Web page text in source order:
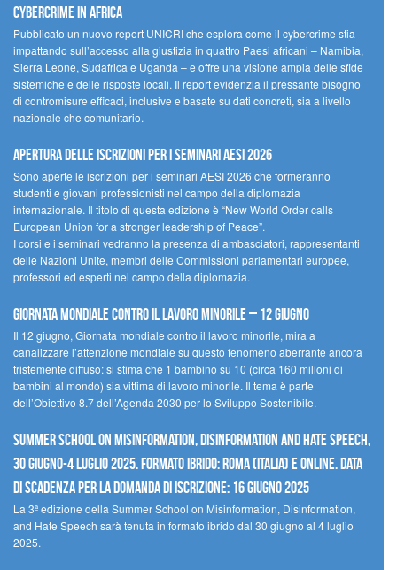
cybercrime in Africa
Pubblicato un nuovo report UNICRI che esplora come il cybercrime stia
impattando sull’accesso alla giustizia in quattro Paesi africani – Namibia,
Sierra Leone, Sudafrica e Uganda – e offre una visione ampia delle sfide
sistemiche e delle risposte locali. Il report evidenzia il pressante bisogno
di contromisure efficaci, inclusive e basate su dati concreti, sia a livello
nazionale che comunitario.
Apertura delle iscrizioni per i seminari AESI 2026
Sono aperte le iscrizioni per i seminari AESI 2026 che formeranno
studenti e giovani professionisti nel campo della diplomazia
internazionale. Il titolo di questa edizione è “New World Order calls
European Union for a stronger leadership of Peace”.
I corsi e i seminari vedranno la presenza di ambasciatori, rappresentanti
delle Nazioni Unite, membri delle Commissioni parlamentari europee,
professori ed esperti nel campo della diplomazia.
Giornata mondiale contro il lavoro minorile – 12 giugno
Il 12 giugno, Giornata mondiale contro il lavoro minorile, mira a
canalizzare l’attenzione mondiale su questo fenomeno aberrante ancora
tristemente diffuso: si stima che 1 bambino su 10 (circa 160 milioni di
bambini al mondo) sia vittima di lavoro minorile. Il tema è parte
dell’Obiettivo 8.7 dell’Agenda 2030 per lo Sviluppo Sostenibile.
Summer School on Misinformation, Disinformation and Hate Speech,
30 giugno-4 luglio 2025. Formato ibrido: Roma (Italia) e online. Data
di scadenza per la domanda di iscrizione: 16 giugno 2025
La 3ª edizione della Summer School on Misinformation, Disinformation,
and Hate Speech sarà tenuta in formato ibrido dal 30 giugno al 4 luglio
2025.